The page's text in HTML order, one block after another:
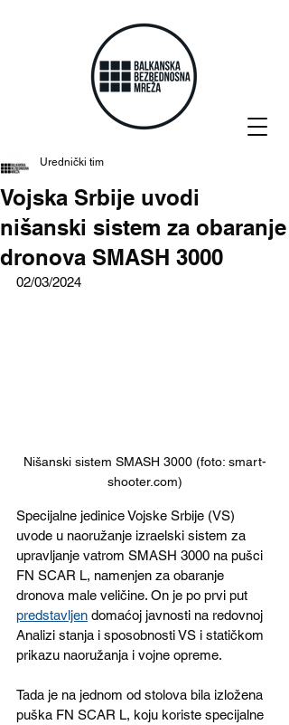
Vojska Srbije uvodi
nišanski sistem za obaranje
dronova SMASH 3000
Urednički tim
02/03/2024
Nišanski sistem SMASH 3000 (foto: smart-
shooter.com)
Specijalne jedinice Vojske Srbije (VS)
uvode u naoružanje izraelski sistem za
upravljanje vatrom SMASH 3000 na pušci
FN SCAR L, namenjen za obaranje
dronova male veličine. On je po prvi put
predstavljen domaćoj javnosti na redovnoj
Analizi stanja i sposobnosti VS i statičkom
prikazu naoružanja i vojne opreme.
Tada je na jednom od stolova bila izložena
puška FN SCAR L, koju koriste specijalne